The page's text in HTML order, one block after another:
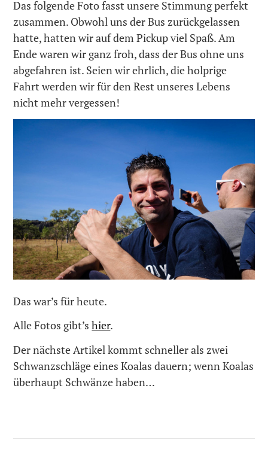
Das folgende Foto fasst unsere Stimmung perfekt
zusammen. Obwohl uns der Bus zurückgelassen
hatte, hatten wir auf dem Pickup viel Spaß. Am
Ende waren wir ganz froh, dass der Bus ohne uns
abgefahren ist. Seien wir ehrlich, die holprige
Fahrt werden wir für den Rest unseres Lebens
nicht mehr vergessen!
Das war’s für heute.
Alle Fotos gibt’shier.
Der nächste Artikel kommt schneller als zwei
Schwanzschläge eines Koalas dauern; wenn Koalas
überhaupt Schwänze haben…